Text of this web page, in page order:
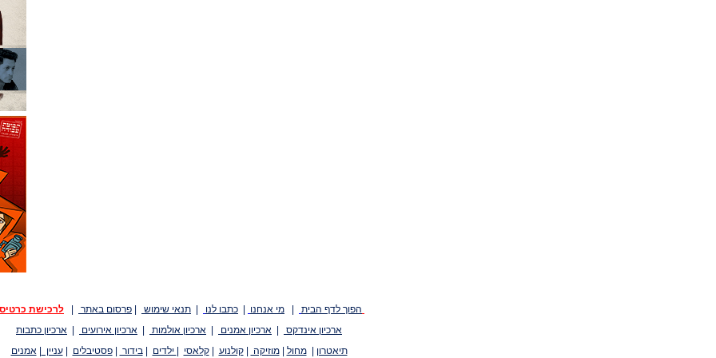
הפוך לדף הבית מי אנחנו כתבו לנו תנאי שימוש פרסום באתר
לרכישת
ארכיון אינדקס
ארכיון אמנים ארכיון אולמות ארכיון אירועים
ארכיון כתבות
תיאטרון
|מחול |מוזיקה |קולנוע |קלאסי ילדים |בידור |פסטיבלים |עניין |אמנים